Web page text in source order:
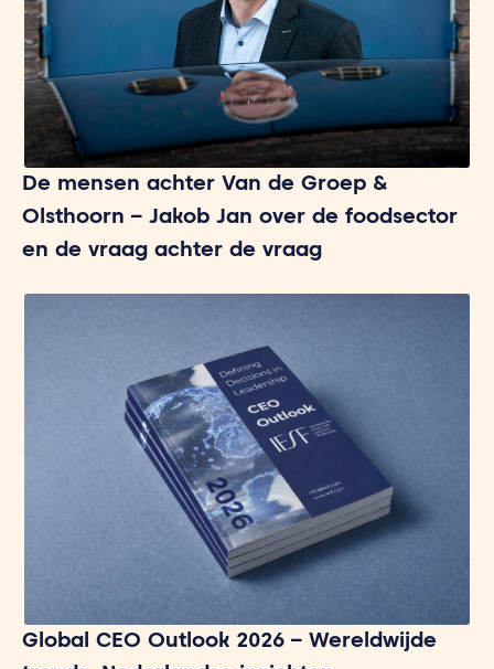
De mensen achter Van de Groep &
Olsthoorn – Jakob Jan over de foodsector
en de vraag achter de vraag
Global CEO Outlook 2026 – Wereldwijde